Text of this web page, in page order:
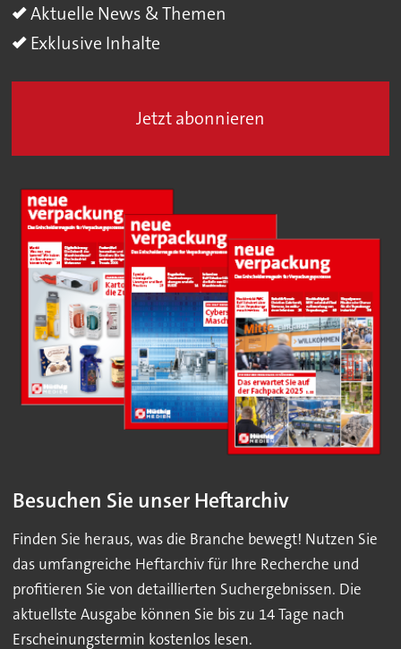
Aktuelle News & Themen
Exklusive Inhalte
Jetzt abonnieren
Besuchen Sie unser Heftarchiv
Finden Sie heraus, was die Branche bewegt! Nutzen Sie
das umfangreiche Heftarchiv für Ihre Recherche und
profitieren Sie von detaillierten Suchergebnissen. Die
aktuellste Ausgabe können Sie bis zu 14 Tage nach
Erscheinungstermin kostenlos lesen.